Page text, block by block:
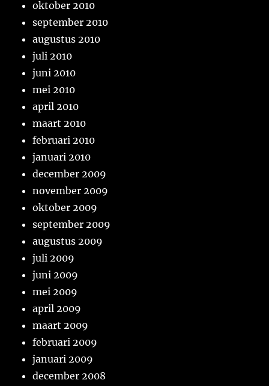
oktober 2010
september 2010
augustus 2010
juli 2010
juni 2010
mei 2010
april 2010
maart 2010
februari 2010
januari 2010
december 2009
november 2009
oktober 2009
september 2009
augustus 2009
juli 2009
juni 2009
mei 2009
april 2009
maart 2009
februari 2009
januari 2009
december 2008